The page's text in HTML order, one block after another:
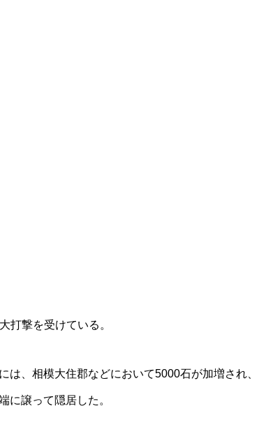
打撃を受けている。
、相模大住郡などにおいて5000石が加増され、
に譲って隠居した。